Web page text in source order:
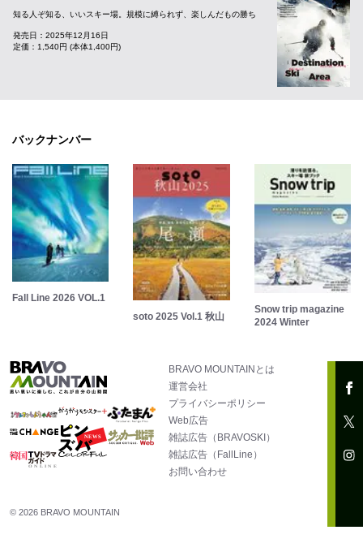
知る人ぞ知る、いいスキー場。規模に縛られず、楽しんだもの勝ち
発売日：2025年12月16日
定価：1,540円 (本体1,400円)
バックナンバー
Fall Line 2026 VOL.1
soto 2025 Vol.1 秋山
Snow trip magazine
2024 Winter
BRAVO MOUNTAINとは
運営会社
プライバシーポリシー
Web広告
雑誌広告（BRAVOSKI）
雑誌広告（FallLine）
お問い合わせ
© 2026 BRAVO MOUNTAIN